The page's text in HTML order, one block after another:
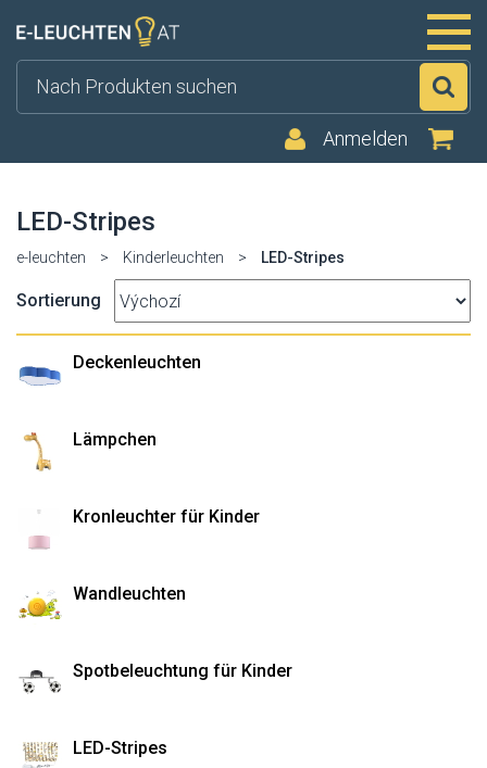
Anmelden
LED-Stripes
e-leuchten > Kinderleuchten > LED-Stripes
Sortierung
Deckenleuchten
Lämpchen
Kronleuchter für Kinder
Wandleuchten
Spotbeleuchtung für Kinder
LED-Stripes